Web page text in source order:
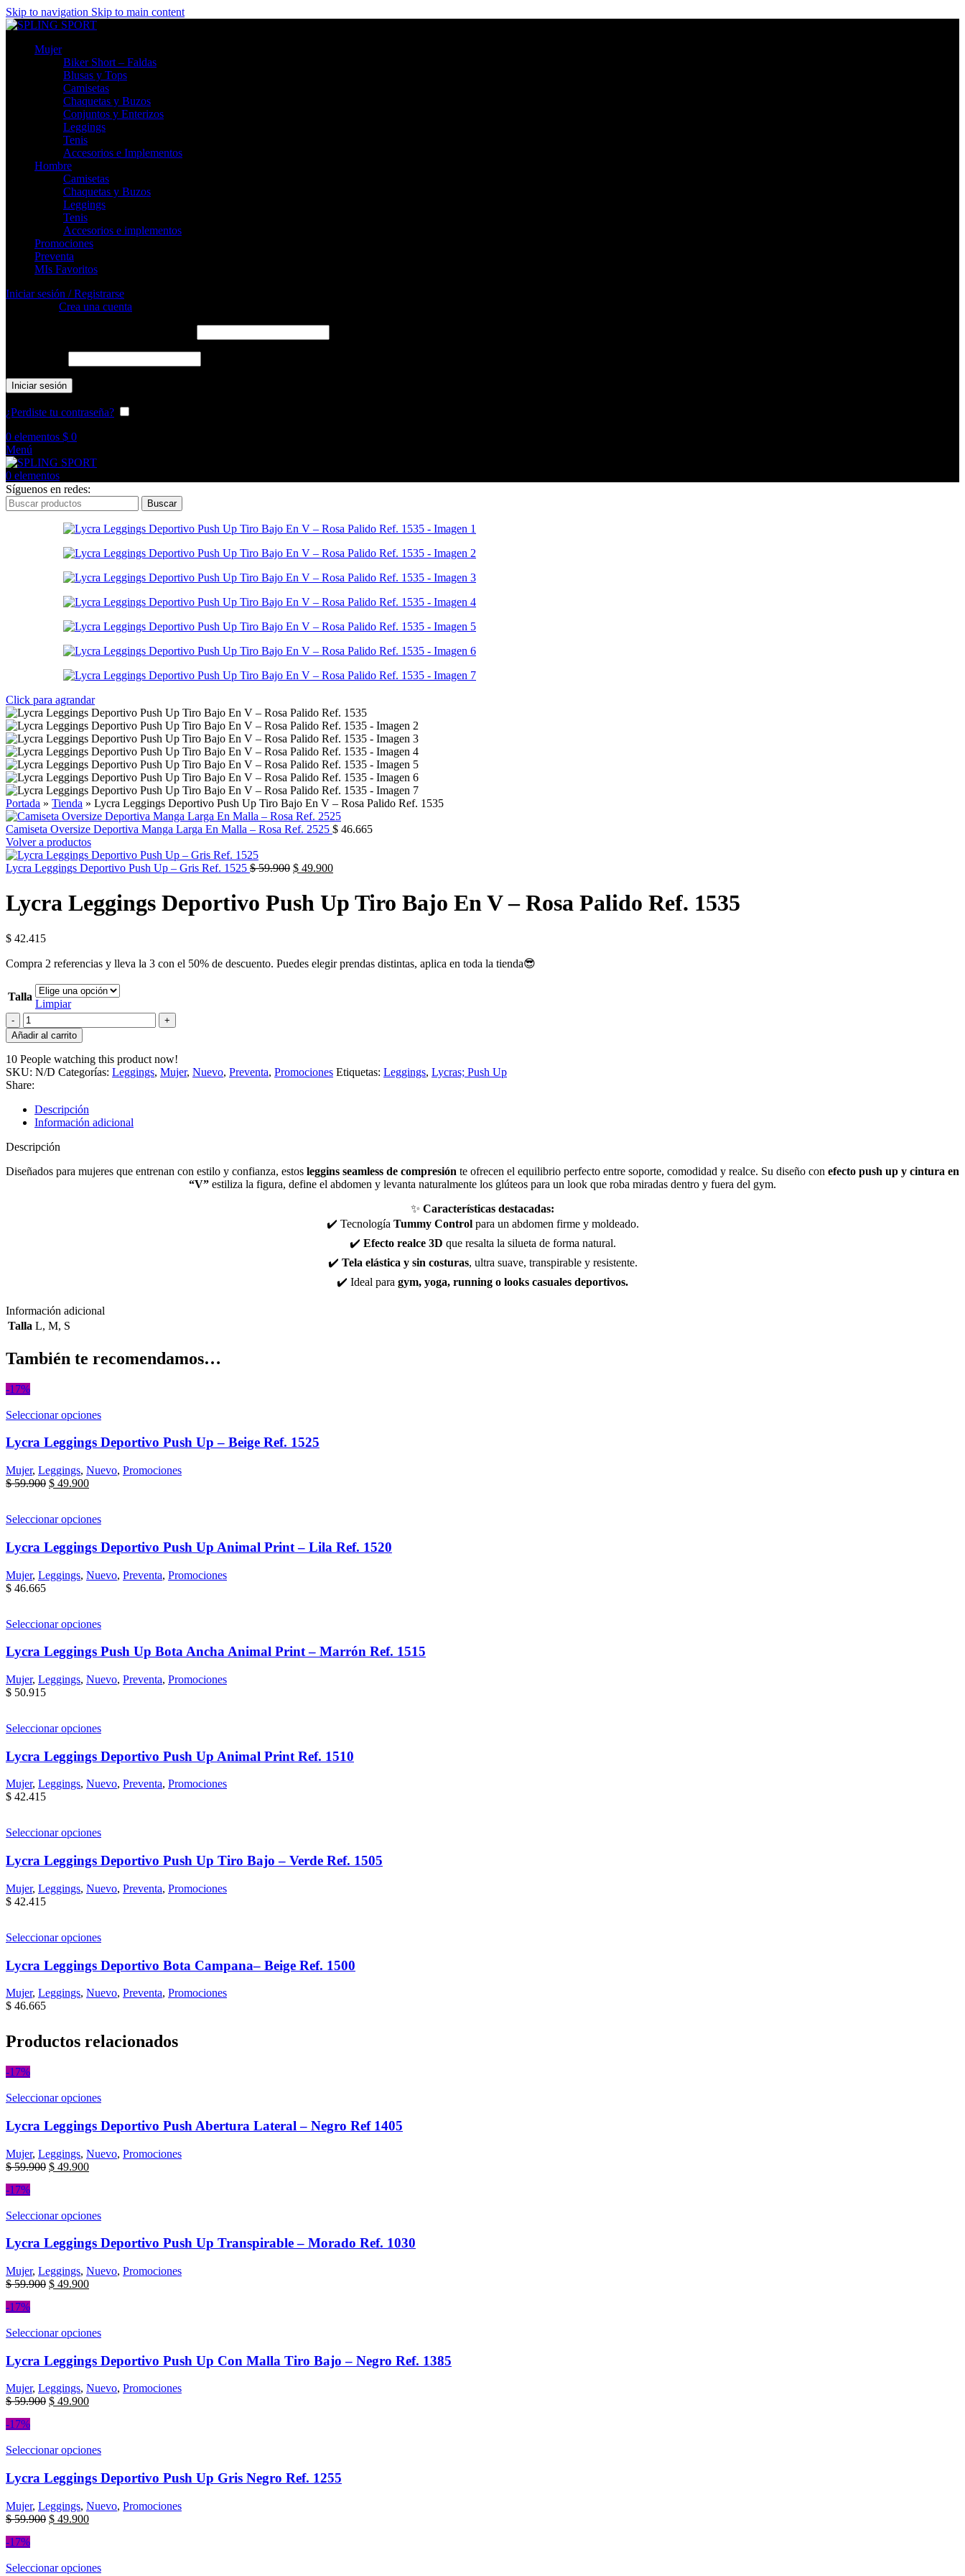
Skip to navigation Skip to main content
Mujer
Biker Short – Faldas
Blusas y Tops
Camisetas
Chaquetas y Buzos
Conjuntos y Enterizos
Leggings
Tenis
Accesorios e Implementos
Hombre
Camisetas
Chaquetas y Buzos
Leggings
Tenis
Accesorios e implementos
Promociones
Preventa
MIs Favoritos
Iniciar sesión / Registrarse
Crea una cuenta
Iniciar sesión
¿Perdiste tu contraseña?
0 elementos $ 0
Menú
0 elementos
Síguenos en redes:
Buscar
Click para agrandar
Portada » Tienda » Lycra Leggings Deportivo Push Up Tiro Bajo En V – Rosa Palido Ref. 1535
Camiseta Oversize Deportiva Manga Larga En Malla – Rosa Ref. 2525 $ 46.665
Volver a productos
Lycra Leggings Deportivo Push Up – Gris Ref. 1525 $59.900 $ 49.900
Lycra Leggings Deportivo Push Up Tiro Bajo En V – Rosa Palido Ref. 1535
$ 42.415
Compra 2 referencias y lleva la 3 con el 50% de descuento. Puedes elegir prendas distintas, aplica en toda la tienda😎
Talla
Limpiar
Añadir al carrito
10 People watching this product now!
SKU: N/D Categorías: Leggings, Mujer, Nuevo, Preventa, Promociones Etiquetas: Leggings, Lycras; Push Up
Share:
Descripción
Información adicional
Descripción
Diseñados para mujeres que entrenan con estilo y confianza, estos leggins seamless de compresión te ofrecen el equilibrio perfecto entre soporte, comodidad y realce. Su diseño con efecto push up y cintura en
“V” estiliza la figura, define el abdomen y levanta naturalmente los glúteos para un look que roba miradas dentro y fuera del gym.
✨ Características destacadas:
✔️ Tecnología Tummy Controlpara un abdomen firme y moldeado.
✔️ Efecto realce 3D que resalta la silueta de forma natural.
✔️ Tela elástica y sin costuras, ultra suave, transpirable y resistente.
✔️ Ideal para gym, yoga, running o looks casuales deportivos.
Información adicional
Talla L, M, S
También te recomendamos…
-17%
Seleccionar opciones
Lycra Leggings Deportivo Push Up – Beige Ref. 1525
Mujer, Leggings, Nuevo, Promociones
$59.900 $ 49.900
Seleccionar opciones
Lycra Leggings Deportivo Push Up Animal Print – Lila Ref. 1520
Mujer, Leggings, Nuevo, Preventa, Promociones
$ 46.665
Seleccionar opciones
Lycra Leggings Push Up Bota Ancha Animal Print – Marrón Ref. 1515
Mujer, Leggings, Nuevo, Preventa, Promociones
$ 50.915
Seleccionar opciones
Lycra Leggings Deportivo Push Up Animal Print Ref. 1510
Mujer, Leggings, Nuevo, Preventa, Promociones
$ 42.415
Seleccionar opciones
Lycra Leggings Deportivo Push Up Tiro Bajo – Verde Ref. 1505
Mujer, Leggings, Nuevo, Preventa, Promociones
$ 42.415
Seleccionar opciones
Lycra Leggings Deportivo Bota Campana– Beige Ref. 1500
Mujer, Leggings, Nuevo, Preventa, Promociones
$ 46.665
Productos relacionados
-17%
Seleccionar opciones
Lycra Leggings Deportivo Push Abertura Lateral – Negro Ref 1405
Mujer, Leggings, Nuevo, Promociones
$59.900 $ 49.900
-17%
Seleccionar opciones
Lycra Leggings Deportivo Push Up Transpirable – Morado Ref. 1030
Mujer, Leggings, Nuevo, Promociones
$59.900 $ 49.900
-17%
Seleccionar opciones
Lycra Leggings Deportivo Push Up Con Malla Tiro Bajo – Negro Ref. 1385
Mujer, Leggings, Nuevo, Promociones
$59.900 $ 49.900
-17%
Seleccionar opciones
Lycra Leggings Deportivo Push Up Gris Negro Ref. 1255
Mujer, Leggings, Nuevo, Promociones
$59.900 $ 49.900
-17%
Seleccionar opciones